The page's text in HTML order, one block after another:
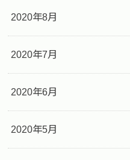
2020年8月
2020年7月
2020年6月
2020年5月